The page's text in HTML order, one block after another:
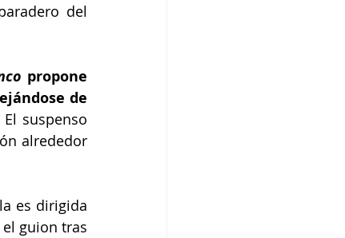
del
propone
de
El suspenso
alrededor
es dirigida
guion tras